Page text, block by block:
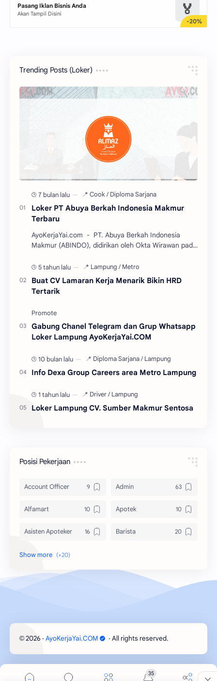
Pasang Iklan Bisnis Anda
Akan Tampil Disini 🏅
Trending Posts (Loker)
7 bulan lalu
Loker PT Abuya Berkah Indonesia Makmur
Terbaru
AyoKerjaYai.com - PT. Abuya Berkah Indonesia
Makmur (ABINDO), didirikan oleh Okta Wirawan pada
5 tahun lalu
Buat CV Lamaran Kerja Menarik Bikin HRD
Tertarik
Gabung Chanel Telegram dan Grup Whatsapp
Loker Lampung AyoKerjaYai.COM
10 bulan lalu
Info Dexa Group Careers area Metro Lampung
1 tahun lalu
Loker Lampung CV. Sumber Makmur Sentosa
Posisi Pekerjaan
Account Officer Admin
Alfamart Apotek
Asisten Apoteker Barista
Bidan
Desain Grafis Dokter
Karyawati Kasir
Marketing Perawat
35
© 2026 ‧ AyoKerjaYai.COM ‧ All rights reserved.